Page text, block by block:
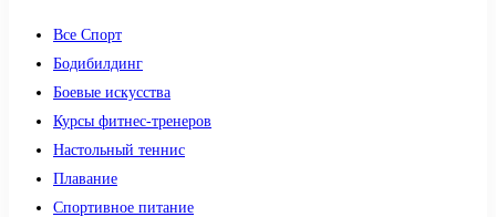
Все Спорт
Бодибилдинг
Боевые искусства
Курсы фитнес-тренеров
Настольный теннис
Плавание
Спортивное питание